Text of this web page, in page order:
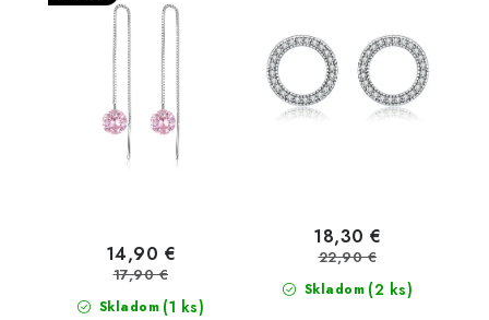
Skladom (1 ks)
14,90 €
17,90 €
Skladom (2 ks)
18,30 €
22,90 €